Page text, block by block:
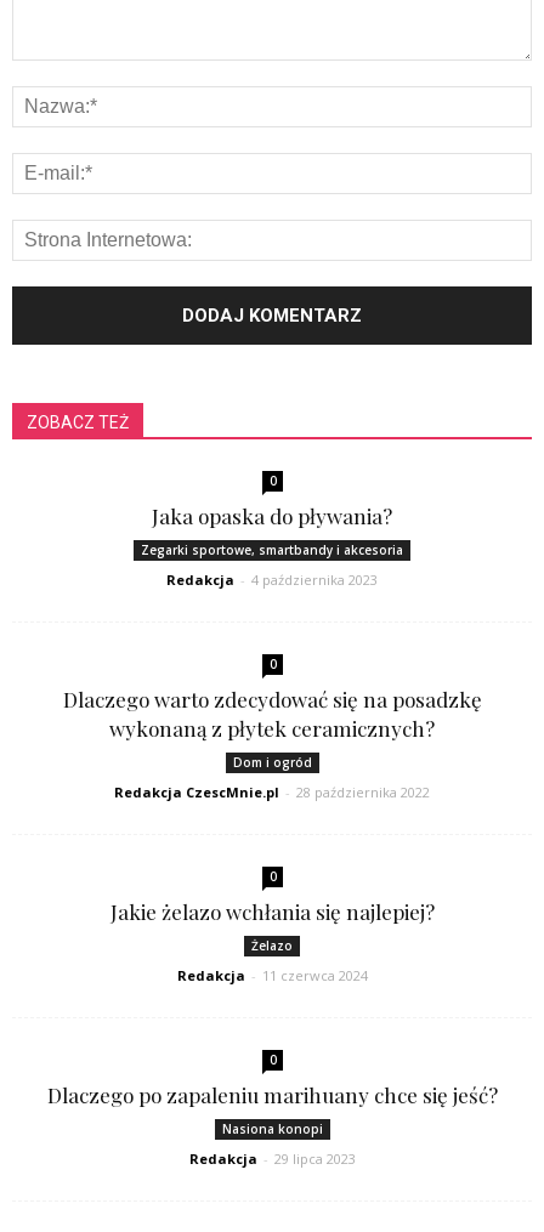
ZOBACZ TEŻ
0
Jaka opaska do pływania?
Zegarki sportowe, smartbandy i akcesoria
Redakcja - 4 października 2023
0
Dlaczego warto zdecydować się na posadzkę
wykonaną z płytek ceramicznych?
Dom i ogród
Redakcja CzescMnie.pl - 28 października 2022
0
Jakie żelazo wchłania się najlepiej?
Żelazo
Redakcja - 11 czerwca 2024
0
Dlaczego po zapaleniu marihuany chce się jeść?
Nasiona konopi
Redakcja - 29 lipca 2023